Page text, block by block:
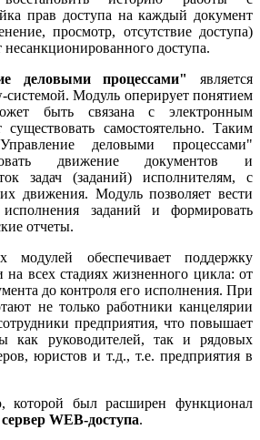
прав доступа на каждый документ
просмотр, отсутствие доступа)
несанкционированного доступа.
деловыми процессами"
является
Модуль оперирует понятием
быть связана с электронным
самостоятельно. Таким
деловыми процессами"
движение документов и
задач (заданий) исполнителям, с
движения. Модуль позволяет вести
исполнения заданий и формировать
отчеты.
модулей обеспечивает поддержку
на всех стадиях жизненного цикла: от
до контроля его исполнения. При
не только работники канцелярии
предприятия, что повышает
как руководителей, так и рядовых
юристов и т.д., т.е. предприятия в
которой был расширен функционал
сервер WEB-доступа.